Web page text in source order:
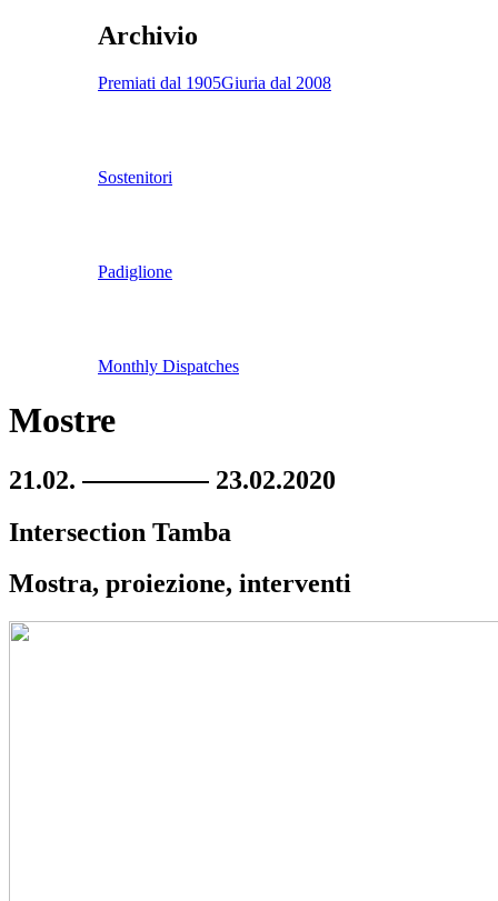
Archivio
Premiati dal 1905Giuria dal 2008
Sostenitori
Padiglione
Monthly Dispatches
Mostre
21.02.
23.02.2020
Intersection Tamba
Mostra, proiezione, interventi